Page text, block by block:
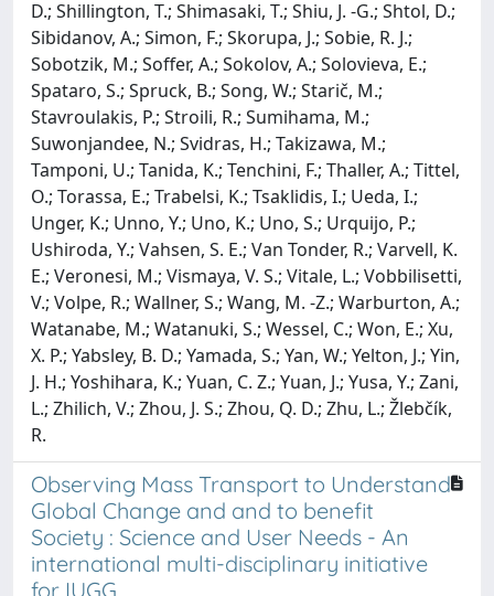
D.; Shillington, T.; Shimasaki, T.; Shiu, J. -G.; Shtol, D.;
Sibidanov, A.; Simon, F.; Skorupa, J.; Sobie, R. J.;
Sobotzik, M.; Soffer, A.; Sokolov, A.; Solovieva, E.;
Spataro, S.; Spruck, B.; Song, W.; Starič, M.;
Stavroulakis, P.; Stroili, R.; Sumihama, M.;
Suwonjandee, N.; Svidras, H.; Takizawa, M.;
Tamponi, U.; Tanida, K.; Tenchini, F.; Thaller, A.; Tittel,
O.; Torassa, E.; Trabelsi, K.; Tsaklidis, I.; Ueda, I.;
Unger, K.; Unno, Y.; Uno, K.; Uno, S.; Urquijo, P.;
Ushiroda, Y.; Vahsen, S. E.; Van Tonder, R.; Varvell, K.
E.; Veronesi, M.; Vismaya, V. S.; Vitale, L.; Vobbilisetti,
V.; Volpe, R.; Wallner, S.; Wang, M. -Z.; Warburton, A.;
Watanabe, M.; Watanuki, S.; Wessel, C.; Won, E.; Xu,
X. P.; Yabsley, B. D.; Yamada, S.; Yan, W.; Yelton, J.; Yin,
J. H.; Yoshihara, K.; Yuan, C. Z.; Yuan, J.; Yusa, Y.; Zani,
L.; Zhilich, V.; Zhou, J. S.; Zhou, Q. D.; Zhu, L.; Žlebčík,
R.
Observing Mass Transport to Understand
Global Change and and to benefit
Society : Science and User Needs - An
international multi-disciplinary initiative
for IUGG